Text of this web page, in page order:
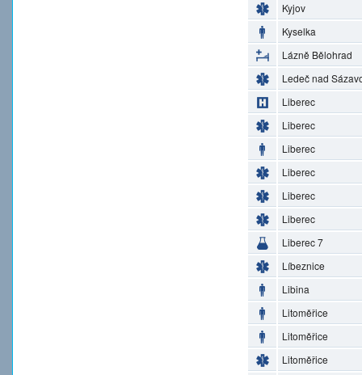
Kyjov
Kyselka
Lázně Bělohrad
Ledeč nad
Liberec
Liberec
Liberec
Liberec
Liberec
Liberec
Liberec 7
Líbeznice
Libina
Litoměřice
Litoměřice
Litoměřice